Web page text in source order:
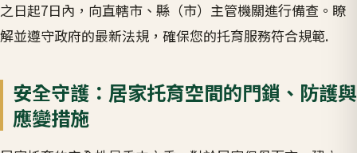
之日起7日內，向直轄市、縣（市）主管機關進行備查。瞭
解並遵守政府的最新法規，確保您的托育服務符合規範.
安全守護：居家托育空間的門鎖、防護與
應變措施